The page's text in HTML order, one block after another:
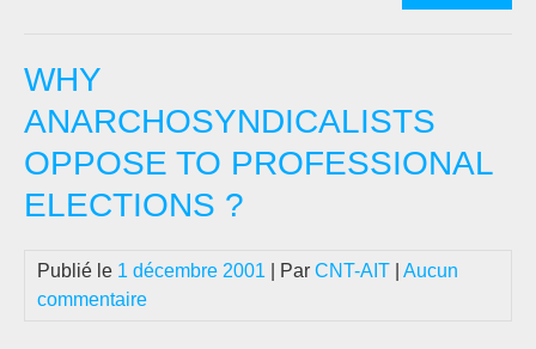
WHY
ANARCHOSYNDICALISTS
OPPOSE TO PROFESSIONAL
ELECTIONS ?
Publié le 1 décembre 2001 | Par CNT-AIT
Aucun
commentaire